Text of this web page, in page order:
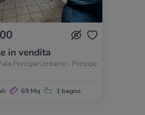
in vendita
Principe Umberto - Principe
69 Mq 1 bagno